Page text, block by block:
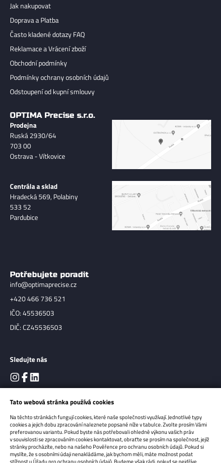
Jak nakupovat
Doprava a Platba
Často kladené dotazy FAQ
Reklamace a Vrácení zboží
Obchodní podmínky
Podmínky ochrany osobních údajů
Odstoupení od kupní smlouvy
OPTIMA Precise s.r.o.
Prodejna
Ruská 2930/64
703 00
Ostrava - Vítkovice
Centrála a sklad
Hradecká 569, Polabiny
533 52
Pardubice
Potřebujete poradit
info@optimaprecise.cz
+420 466 736 521
IČO: 45536503
DIČ: CZ45536503
Sledujte nás
Copyright 2026OPTIMA Precise s.r.o.Všechna práva vyhrazena.
Tato webová stránka používá cookies
Na těchto stránkách fungují cookies, které naše společnosti využívají. Jednotlivé typy
cookies a jejich dobu zpracování naleznete popsané níže v tabulce. Zvolte prosím Vámi
preferovanou variantu. Pokud byste nás potřebovali ohledně výkonu vašich práv
v souvislosti se zpracováním cookies kontaktovat, obraťte se prosím na společnost, jejíž
stránky procházíte, nebo na našeho Pověřence pro ochranu osobních údajů. Pokud si
myslíte, že s osobními údaji nenakládáme, jak bychom měli, máte možnost podat